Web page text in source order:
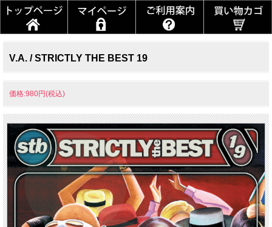
V.A. / STRICTLY THE BEST 19
価格:980円(税込)